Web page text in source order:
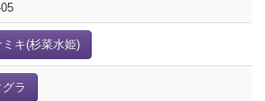
ミキ(杉菜水姫)
ラ